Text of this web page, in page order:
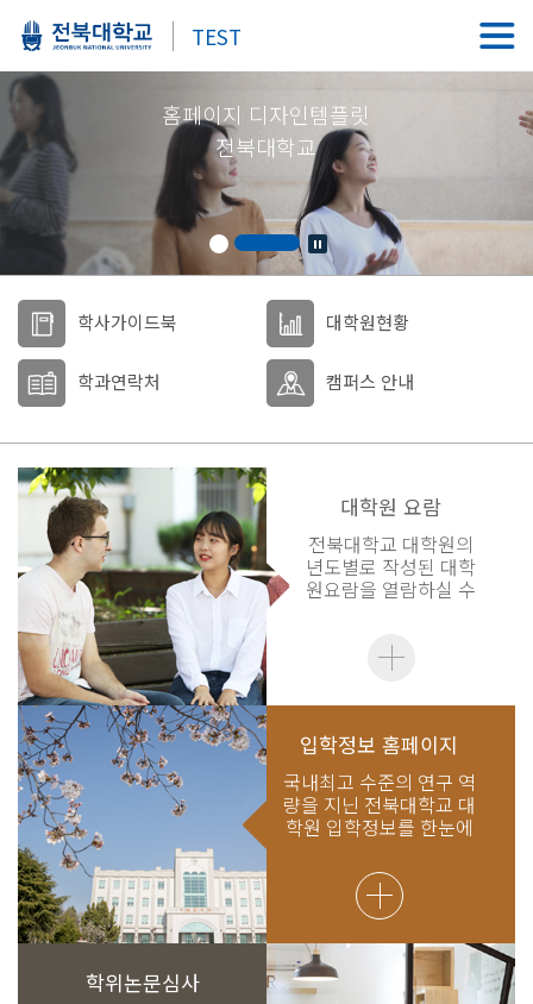
TEST
홈페이지 디자인템플릿
전북대학교
학사가이드북 대학원현황
학과연락처 캠퍼스 안내
대학원 요람
전북대학교 대학원의
년도별로 작성된 대학
원요람을 열람하실 수
입학정보 홈페이지
국내최고 수준의 연구 역
량을 지닌 전북대학교 대
학원 입학정보를 한눈에
학위논문심사